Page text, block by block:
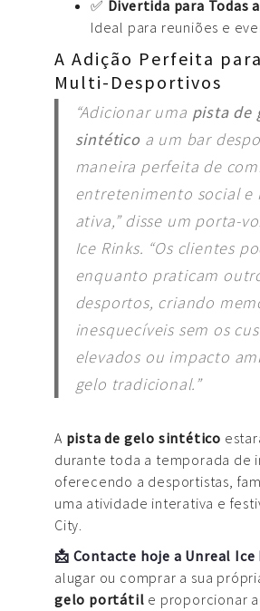
✅ Divertida para Todas
Ideal para reuniões e
A Adição Perfeita
Multi-Desportivos
“Adicionar uma pista de
sintéticoa um bar
maneira perfeita de
entretenimento social e
ativa,” disse um porta-
Ice Rinks. “Os clientes
enquanto praticam
desportos, criando
inesquecíveis sem os
elevados ou impacto
gelo tradicional.”
A pista de gelo sintético
durante toda a temporada de
oferecendo a desportistas,
uma atividade interativa e
City.
📩 Contacte hoje a Unreal Ice
alugar ou comprar a sua
gelo portátil e proporcionar